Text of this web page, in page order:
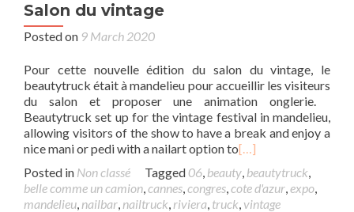
Salon du vintage
Posted on 9 March 2020
Pour cette nouvelle édition du salon du vintage, le
beautytruck était à mandelieu pour accueillir les visiteurs
du salon et proposer une animation onglerie.
Beautytruck set up for the vintage festival in mandelieu,
allowing visitors of the show to have a break and enjoy a
nice mani or pedi with a nailart option to[…]
Posted in Non classé Tagged06, beauty, beautytruck,
belle comme un camion,cannes,congres,cote d'azur,expo,
mandelieu, nailbar, nailtruck, riviera, truck, vintage